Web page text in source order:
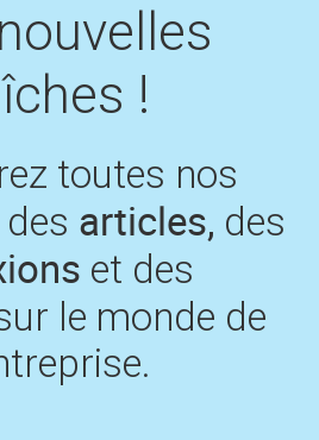
!
toutes nos
des articles, des
et des
le monde de